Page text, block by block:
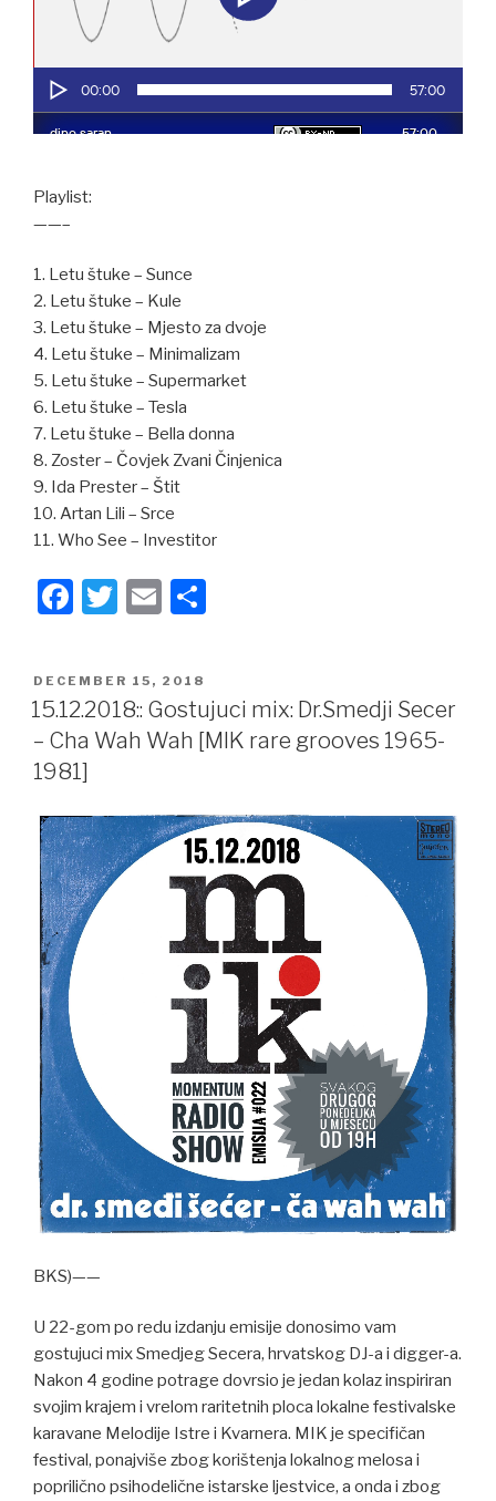
Playlist:
——–
1. Letu štuke – Sunce
2. Letu štuke – Kule
3. Letu štuke – Mjesto za dvoje
4. Letu štuke – Minimalizam
5. Letu štuke – Supermarket
6. Letu štuke – Tesla
7. Letu štuke – Bella donna
8. Zoster – Čovjek Zvani Činjenica
9. Ida Prester – Štit
10. Artan Lili – Srce
11. Who See – Investitor
F
c
e
b
o
o
k
T
tt
er
E
ail
e
POSTED
ON
DECEMBER 15, 2018
15.12.2018:: Gostujuci mix: Dr.Smedji Secer
– Cha Wah Wah [MIK rare grooves 1965-
1981]
BKS)——
U 22-gom po redu izdanju emisije donosimo vam
gostujuci mix Smedjeg Secera, hrvatskog DJ-a i digger-a.
Nakon 4 godine potrage dovrsio je jedan kolaz inspiriran
svojim krajem i vrelom raritetnih ploca lokalne festivalske
karavane Melodije Istre i Kvarnera. MIK je specifičan
festival, ponajviše zbog korištenja lokalnog melosa i
poprilično psihodelične istarske ljestvice, a onda i zbog